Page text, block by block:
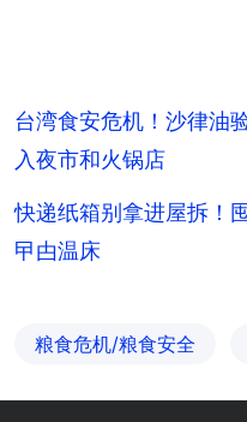
台湾食安危机！沙律
入夜市和火锅店
快递纸箱别拿进屋拆！
曱甴温床
粮食危机/粮食安全